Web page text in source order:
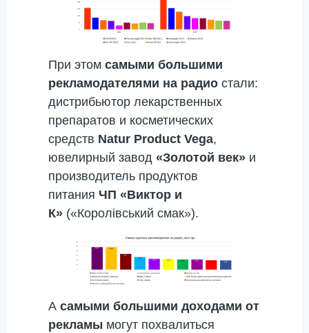
При этом самыми большими
рекламодателями на радио стали:
дистрибьютор лекарственных
препаратов и косметических
средств Natur Product Vega,
ювелирный завод «Золотой век» и
производитель продуктов
питания ЧП «Виктор и
К» («Королівський смак»).
А самыми большими доходами от
рекламы могут похвалиться